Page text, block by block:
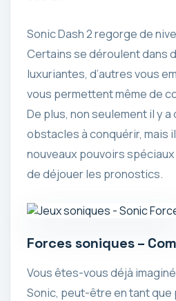
Sonic Dash 2 regorge de
Certains se déroulent dans
luxuriantes, d’autres vous
vous permettent même de
De plus, non seulement il y a
obstacles à conquérir, mais
nouveaux pouvoirs
de déjouer les pronostics.
Forces soniques –
Vous êtes-vous déjà
Sonic, peut-être en tant que